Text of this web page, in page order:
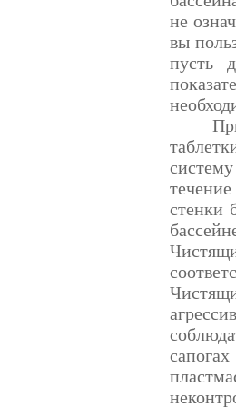
не
вы
пусть
стенки